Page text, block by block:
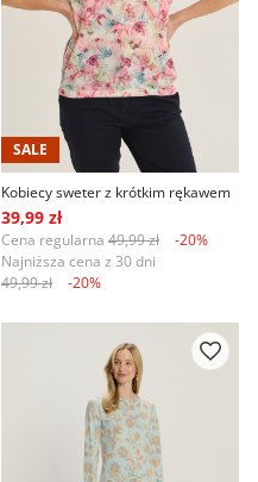
SALE
Kobiecy sweter z krótkim rękawem
39,99 zł
Cena regularna 49,99 zł
-20%
Najniższa cena z 30 dni
49,99 zł
-20%